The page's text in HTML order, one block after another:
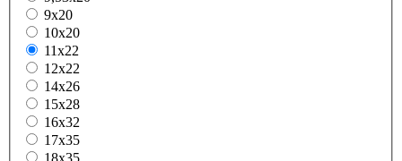
9x20
10x20
11x22
12x22
14x26
15x28
16x32
17x35